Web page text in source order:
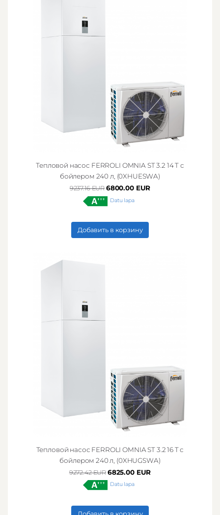
Тепловой насос FERROLI OMNIA ST 3.2 14 T с
бойлером 240 л, (0XHUESWA)
9237.16 EUR 6800.00 EUR
Datu lapa
Добавить в корзину
Тепловой насос FERROLI OMNIA ST 3.2 16 T с
бойлером 240 л, (0XHUGSWA)
9272.42 EUR 6825.00 EUR
Datu lapa